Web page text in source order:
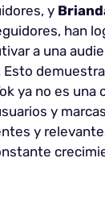
y
han
a una
ya no es una
y
y